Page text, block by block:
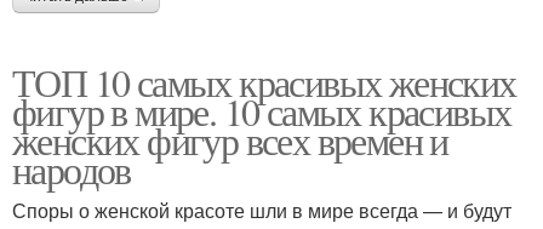
ТОП 10 самых красивых женских
фигур в мире. 10 самых красивых
женских фигур всех времен и
народов
Споры о женской красоте шли в мире всегда — и будут